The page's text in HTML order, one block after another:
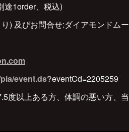
途1order、税込)
) 及びお問合せ:ダイアモンドム
event.ds?eventCd=2205259
度以上ある方、体調の悪い方、